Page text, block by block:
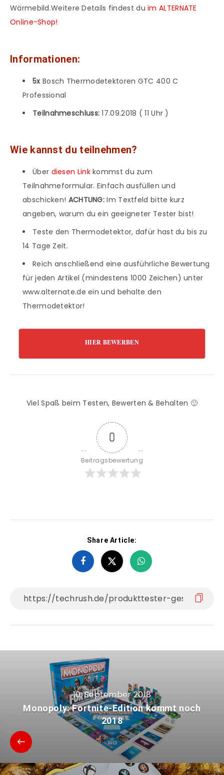
Wärmebild.Weitere Details findest du im ALTERNATE
Online-Shop!
Informationen:
5x Bosch Thermodetektoren GTC 400 C
Professional
Teilnahmeschluss: 17.09.2018 ( 11 Uhr )
Wie kannst du teilnehmen?
Über diesen Linkkommst du zum
Teilnahmeformular. Einfach ausfüllen und
abschicken! ACHTUNG: Im Textfeld bitte kurz
angeben, warum du ein geeigneter Tester bist!
Teste den Thermodetektor, dafür hast du bis zu
14 Tage Zeit.
Reich anschließend eine ausführliche Bewertung
für jeden Artikel (mindestens 1000 Zeichen) unter
www.alternate.de ein und behalte den
Thermodetektor!
HIER BEWERBEN
Viel Spaß beim Testen, Bewerten & Behalten 🙂
0
Beitragsbewertung
Share Article:
10. September 2018
Monopoly: Fortnite-Edition kommt noch
2018